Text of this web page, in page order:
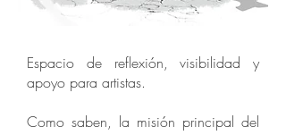
Espacio de reflexión, visibilidad y
apoyo para artistas.
Como saben, la misión principal del